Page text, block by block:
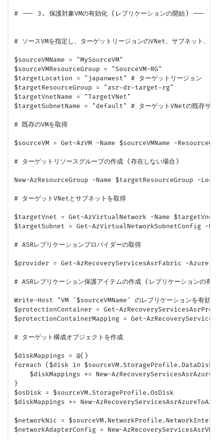
# --- 3. 保護対象VMの有効化 (レプリケーションの開始) ---
# ソースVMを指定し、ターゲットリージョンのVNet、サブネット、
$sourceVMName = "MySourceVM"
$sourceVMResourceGroup = "SourceVM-RG"
$targetLocation = "japanwest" # ターゲットリージョン
$targetResourceGroup = "asr-dr-target-rg"
$targetVnetName = "TargetVNet"
$targetSubnetName = "default" # ターゲットVNetの既存サブ
# 既存のVMを取得
$sourceVM = Get-AzVM -Name $sourceVMName -
# ターゲットリソースグループの作成 (存在しない場合)
New-AzResourceGroup -Name $targetResourceGroup
# ターゲットVNetとサブネットを取得
$targetVnet = Get-AzVirtualNetwork -Name
$targetSubnet = Get-AzVirtualNetworkSubnetConfig -
# ASRレプリケーションプロバイダーの取得
$provider = Get-AzRecoveryServicesAsrFabric -
# ASRレプリケーション保護アイテムの作成 (レプリケーションの有
Write-Host "VM '$sourceVMName' のレプリケーションを有効
$protectionContainer = Get-
$protectionContainerMapping = Get-
# ターゲット構成オブジェクトを作成
$diskMappings = @()
foreach ($disk in
$diskMappings += New-
}
$osDisk = $sourceVM.StorageProfile.OsDisk
$diskMappings += New-
$networkNic =
$networkAdapterConfig = New-